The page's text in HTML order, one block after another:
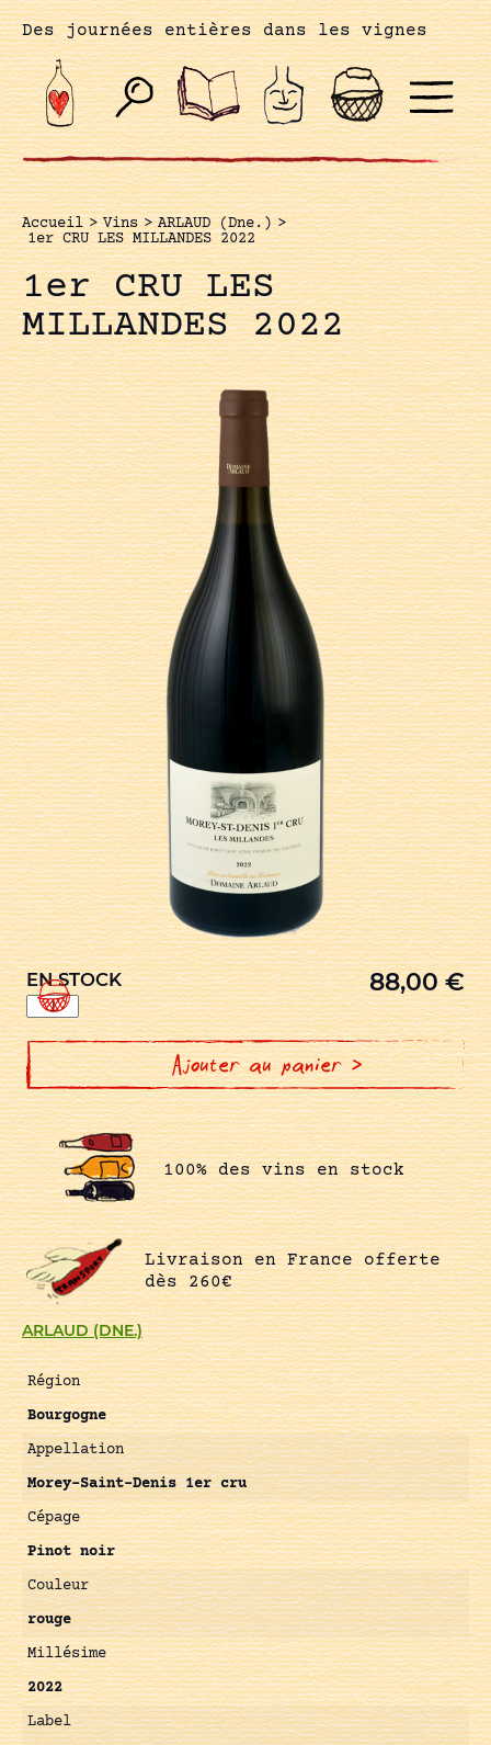
Des journées entières dans les vignes
Accueil > Vins > ARLAUD (Dne.) >
1er CRU LES MILLANDES 2022
1er CRU LES
MILLANDES 2022
ARLAUD (DNE.)
Région
Bourgogne
Appellation
Morey-Saint-Denis 1er cru
Cépage
Pinot noir
Couleur
rouge
Millésime
2022
Label
EN STOCK 88,00€
quantité
de
1er
CRU
LES
MILLANDES
Ajouter au panier >
100% des vins en stock
Livraison en France offerte
dès 260€